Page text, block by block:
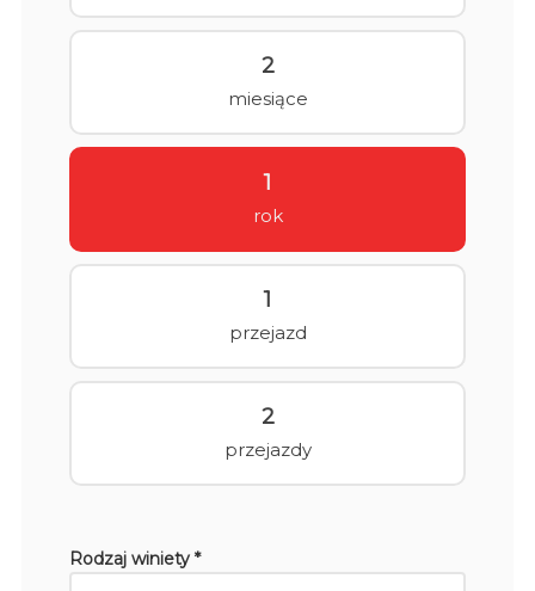
2
miesiące
1
rok
1
przejazd
2
przejazdy
Rodzaj winiety *